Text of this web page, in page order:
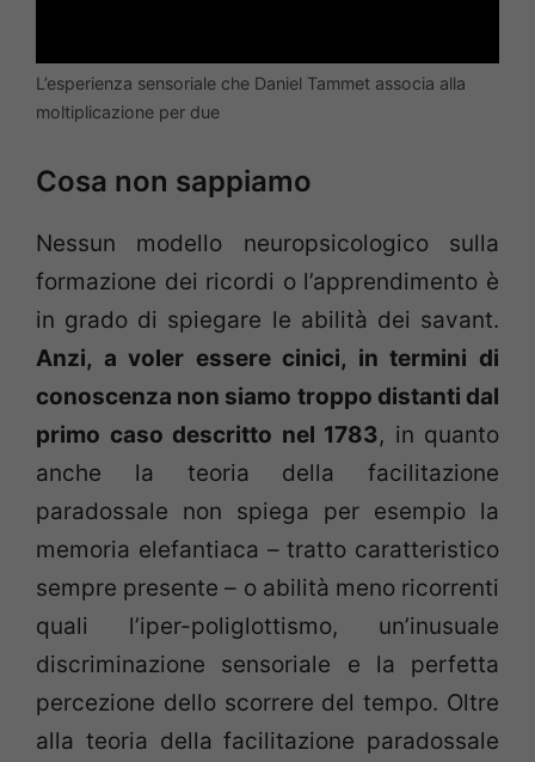
L’esperienza sensoriale che Daniel Tammet associa alla
moltiplicazione per due
Cosa non sappiamo
Nessun modello neuropsicologico sulla
formazione dei ricordi o l’apprendimento è
in grado di spiegare le abilità dei savant.
Anzi, a voler essere cinici, in termini di
conoscenza non siamo troppo distanti dal
primo caso descritto nel 1783, in quanto
anche la teoria della facilitazione
paradossale non spiega per esempio la
memoria elefantiaca – tratto caratteristico
sempre presente – o abilità meno ricorrenti
quali l’iper-poliglottismo, un’inusuale
discriminazione sensoriale e la perfetta
percezione dello scorrere del tempo. Oltre
alla teoria della facilitazione paradossale